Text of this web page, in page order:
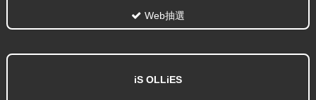
Web抽選
iS OLLiES